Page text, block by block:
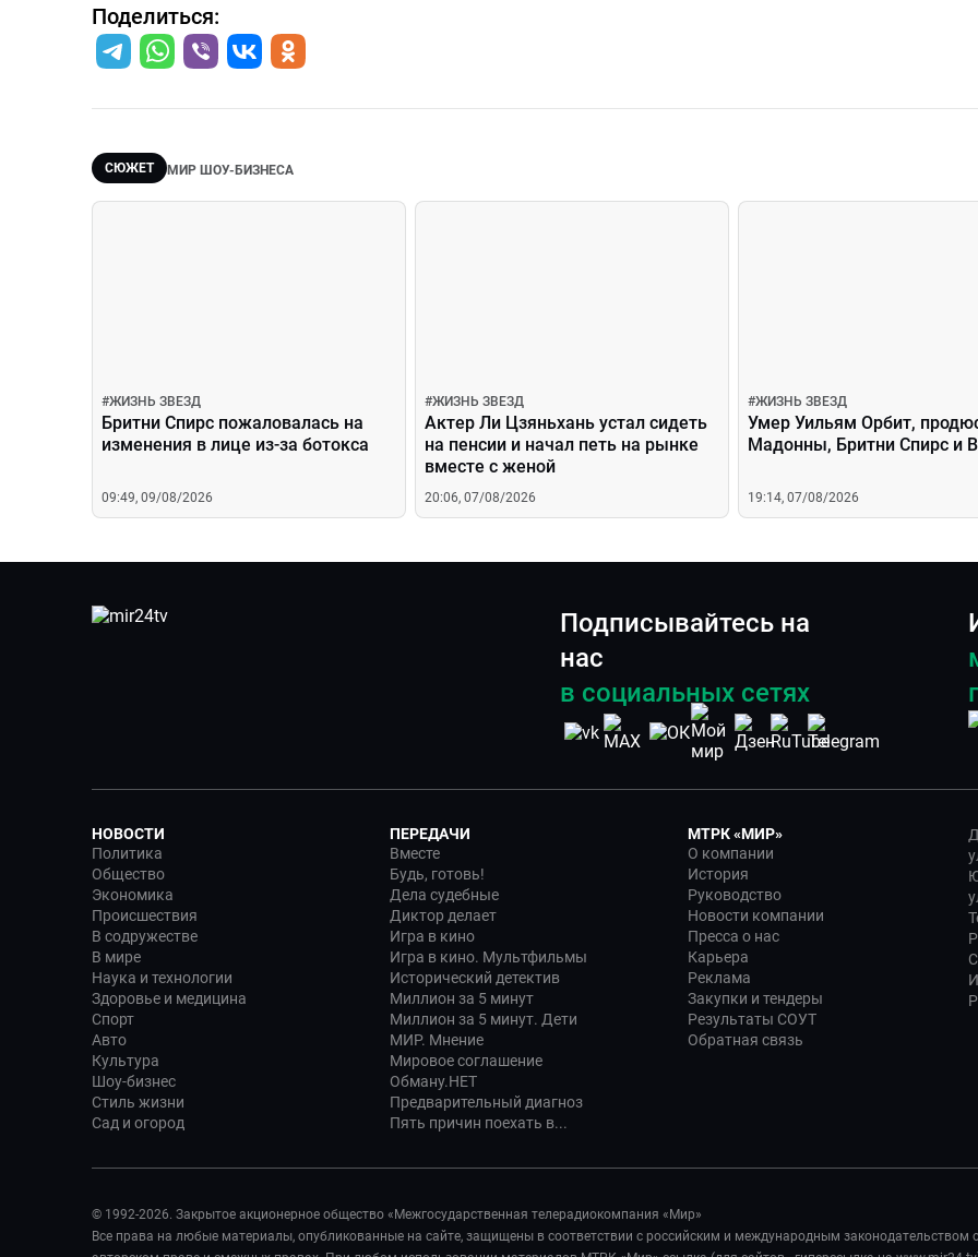
Поделиться:
СЮЖЕТ МИР ШОУ-БИЗНЕСА
#ЖИЗНЬ ЗВЕЗД
Бритни Спирс пожаловалась на
изменения в лице из-за ботокса
09:49, 09/08/2026
#ЖИЗНЬ ЗВЕЗД
Актер Ли Цзяньхань устал сидеть
на пенсии и начал петь на рынке
вместе с женой
20:06, 07/08/2026
#ЖИЗНЬ ЗВЕЗД
Умер Уильям Орбит,
Мадонны, Бритни Спирс и
19:14, 07/08/2026
Подписывайтесь на
нас
в социальных сетях
НОВОСТИ
Политика
Общество
Экономика
Происшествия
В содружестве
В мире
Наука и технологии
Здоровье и медицина
Спорт
Авто
Культура
Шоу-бизнес
Стиль жизни
Сад и огород
ПЕРЕДАЧИ
Вместе
Будь, готовь!
Дела судебные
Диктор делает
Игра в кино
Игра в кино. Мультфильмы
Исторический детектив
Миллион за 5 минут
Миллион за 5 минут. Дети
МИР. Мнение
Мировое соглашение
Обману.НЕТ
Предварительный диагноз
Пять причин поехать в...
МТРК «МИР»
О компании
История
Руководство
Новости компании
Пресса о нас
Карьера
Реклама
Закупки и тендеры
Результаты СОУТ
Обратная связь
© 1992-2026. Закрытое акционерное общество «Межгосударственная телерадиокомпания «Мир»
Все права на любые материалы, опубликованные на сайте, защищены в соответствии с российским и международным законодательством